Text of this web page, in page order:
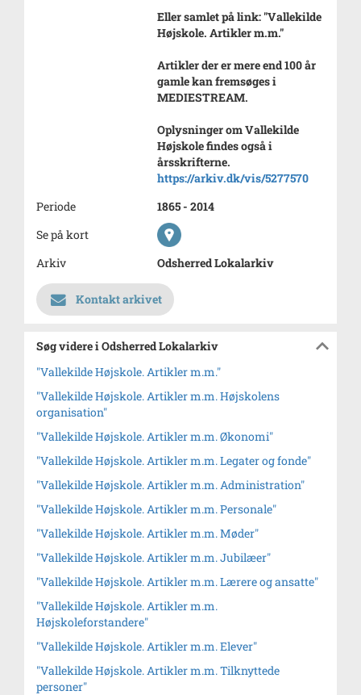
Eller samlet på link: "Vallekilde
Højskole. Artikler m.m."
Artikler der er mere end 100 år
gamle kan fremsøges i
MEDIESTREAM.
Oplysninger om Vallekilde
Højskole findes også i
årsskrifterne.
https://arkiv.dk/vis/5277570
Periode
1865 - 2014
Se på kort
Arkiv
Odsherred Lokalarkiv
Kontakt arkivet
Søg videre i Odsherred Lokalarkiv
"Vallekilde Højskole. Artikler m.m."
"Vallekilde Højskole. Artikler m.m. Højskolens
organisation"
"Vallekilde Højskole. Artikler m.m. Økonomi"
"Vallekilde Højskole. Artikler m.m. Legater og fonde"
"Vallekilde Højskole. Artikler m.m. Administration"
"Vallekilde Højskole. Artikler m.m. Personale"
"Vallekilde Højskole. Artikler m.m. Møder"
"Vallekilde Højskole. Artikler m.m. Jubilæer"
"Vallekilde Højskole. Artikler m.m. Lærere og ansatte"
"Vallekilde Højskole. Artikler m.m.
Højskoleforstandere"
"Vallekilde Højskole. Artikler m.m. Elever"
"Vallekilde Højskole. Artikler m.m. Tilknyttede
personer"